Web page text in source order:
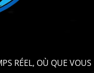
RÉEL, OÙ QUE VOUS